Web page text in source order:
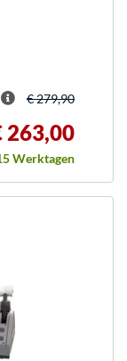
€ 279,90
263,00
Werktagen